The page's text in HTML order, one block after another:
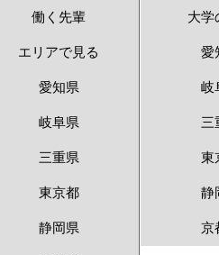
アンビシャス 〜
働く先輩
エリアで見る
愛知県
岐阜県
三重県
東京都
静岡県
大学
愛
岐
三
東
静
京